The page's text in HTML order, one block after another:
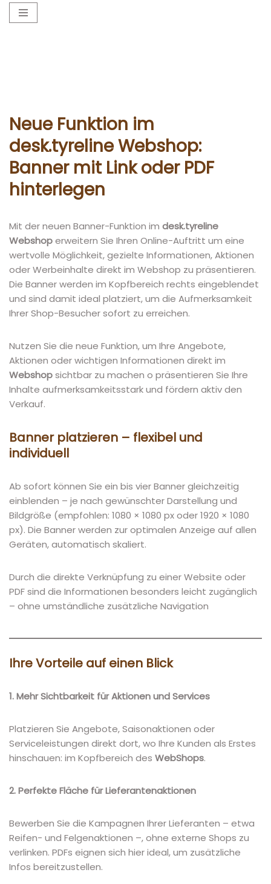
Neue Funktion im
desk.tyreline Webshop:
Banner mit Link oder PDF
hinterlegen
Mit der neuen Banner-Funktion im desk.tyreline
Webshoperweitern Sie Ihren Online-Auftritt um eine
wertvolle Möglichkeit, gezielte Informationen, Aktionen
oder Werbeinhalte direkt im Webshop zu präsentieren.
Die Banner werden im Kopfbereich rechts eingeblendet
und sind damit ideal platziert, um die Aufmerksamkeit
Ihrer Shop-Besucher sofort zu erreichen.
Nutzen Sie die neue Funktion, um Ihre Angebote,
Aktionen oder wichtigen Informationen direkt im
Webshopsichtbar zu machen o präsentieren Sie Ihre
Inhalte aufmerksamkeitsstark und fördern aktiv den
Verkauf.
Banner platzieren – flexibel und
individuell
Ab sofort können Sie ein bis vier Banner gleichzeitig
einblenden – je nach gewünschter Darstellung und
Bildgröße (empfohlen: 1080 × 1080 px oder 1920 × 1080
px). Die Banner werden zur optimalen Anzeige auf allen
Geräten, automatisch skaliert.
Durch die direkte Verknüpfung zu einer Website oder
PDF sind die Informationen besonders leicht zugänglich
– ohne umständliche zusätzliche Navigation
Ihre Vorteile auf einen Blick
1. Mehr Sichtbarkeit für Aktionen und Services
Platzieren Sie Angebote, Saisonaktionen oder
Serviceleistungen direkt dort, wo Ihre Kunden als Erstes
hinschauen: im Kopfbereich des WebShops.
2. Perfekte Fläche für Lieferantenaktionen
Bewerben Sie die Kampagnen Ihrer Lieferanten – etwa
Reifen- und Felgenaktionen –, ohne externe Shops zu
verlinken. PDFs eignen sich hier ideal, um zusätzliche
Infos bereitzustellen.